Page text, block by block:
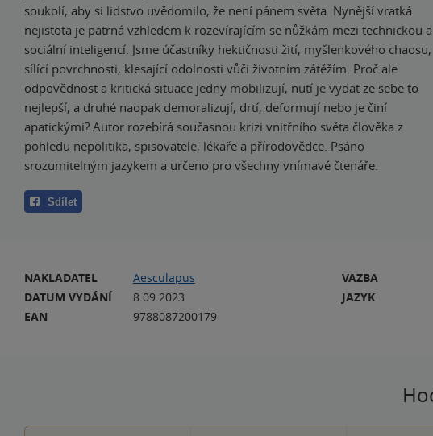
soukolí, aby si lidstvo uvědomilo, že není pánem světa. Nynější vratká
nejistota je patrná vzhledem k rozevírajícím se nůžkám mezi technickou a
sociální inteligencí. Jsme účastníky hektičnosti žití, myšlenkového chaosu,
sílící povrchnosti, klesající odolnosti vůči životním zátěžím. Proč ale
odpovědnost a kritická situace jedny mobilizují, nutí je vydat ze sebe to
nejlepší, a druhé naopak demoralizují, drtí, deformují nebo je činí
apatickými? Autor rozebírá současnou krizi vnitřního světa člověka z
pohledu nepolitika, spisovatele, lékaře a přírodovědce. Psáno
srozumitelným jazykem a určeno pro všechny vnímavé čtenáře.
Sdílet
NAKLADATEL
Aesculapus
DATUM VYDÁNÍ
8.09.2023
EAN
9788087200179
VAZBA
JAZYK